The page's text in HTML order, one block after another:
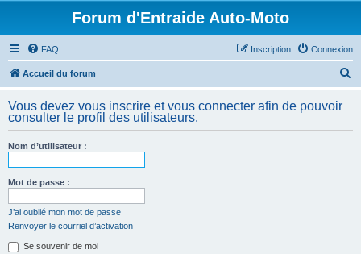
Forum d'Entraide Auto-Moto
FAQ Connexion
Inscription
Accueil du forum
h
Vous devez vous inscrire et vous connecter afin de pouvoir
consulter le profil des utilisateurs.
Nom d’utilisateur :
Mot de passe :
J’ai oublié mon mot de passe
Renvoyer le courriel d’activation
Se souvenir de moi